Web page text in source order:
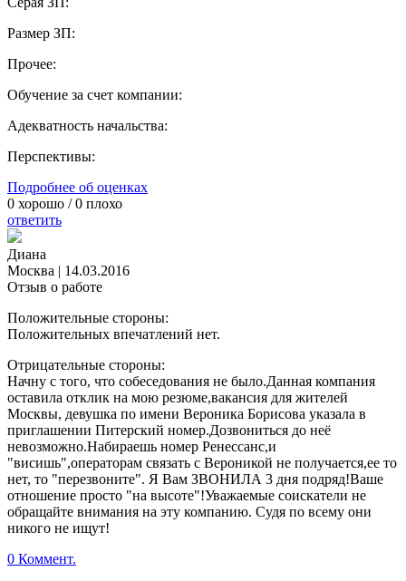
Размер ЗП:
Прочее:
Обучение за счет компании:
Адекватность начальства:
Перспективы:
Подробнее об оценках
0 хорошо /0 плохо
ответить
Диана
Москва | 14.03.2016
Отзыв о работе
Положительные стороны:
Положительных впечатлений нет.
Отрицательные стороны:
Начну с того, что собеседования не было.Данная компания
оставила отклик на мою резюме,вакансия для жителей
Москвы, девушка по имени Вероника Борисова указала в
приглашении Питерский номер.Дозвониться до неё
невозможно.Набираешь номер Ренессанс,и
"висишь",операторам связать с Вероникой не получается,ее то
нет, то "перезвоните". Я Вам ЗВОНИЛА 3 дня подряд!Ваше
отношение просто "на высоте"!Уважаемые соискатели не
обращайте внимания на эту компанию. Судя по всему они
никого не ищут!
0 Коммент.